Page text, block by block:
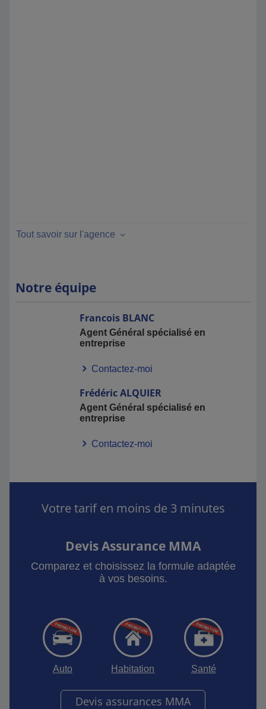
Tout savoir sur l'agence
Notre équipe
Francois BLANC
Agent Général spécialisé en
entreprise
Contactez-moi
FrédéricALQUIER
Agent Général spécialisé en
entreprise
Contactez-moi
Votre tarif en moins de 3 minutes
Devis Assurance MMA
Comparez et choisissez la formule adaptée
à vos besoins.
Auto Habitation Santé
Devis assurances MMA